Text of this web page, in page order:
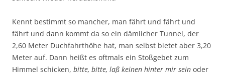
Kennt bestimmt so mancher, man fährt und fährt und
fährt und dann kommt da so ein dämlicher Tunnel, der
2,60 Meter Duchfahrthöhe hat, man selbst bietet aber 3,20
Meter auf. Dann heißt es oftmals ein Stoßgebet zum
Himmel schicken, bitte, bitte, laß keinen hinter mir sein oder